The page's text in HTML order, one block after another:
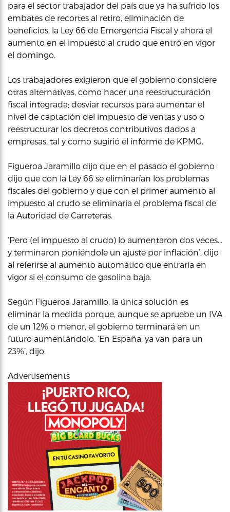
para el sector trabajador del país que ya ha sufrido los
embates de recortes al retiro, eliminación de
beneficios, la Ley 66 de Emergencia Fiscal y ahora el
aumento en el impuesto al crudo que entró en vigor
el domingo.
Los trabajadores exigieron que el gobierno considere
otras alternativas, como hacer una reestructuración
fiscal integrada; desviar recursos para aumentar el
nivel de captación del impuesto de ventas y uso o
reestructurar los decretos contributivos dados a
empresas, tal y como sugirió el informe de KPMG.
Figueroa Jaramillo dijo que en el pasado el gobierno
dijo que con la Ley 66 se eliminarían los problemas
fiscales del gobierno y que con el primer aumento al
impuesto al crudo se eliminaría el problema fiscal de
la Autoridad de Carreteras.
‘Pero (el impuesto al crudo) lo aumentaron dos veces…
y terminaron poniéndole un ajuste por inflación’, dijo
al referirse al aumento automático que entraría en
vigor si el consumo de gasolina baja.
Según Figueroa Jaramillo, la única solución es
eliminar la medida porque, aunque se apruebe un IVA
de un 12% o menor, el gobierno terminará en un
futuro aumentándolo. ‘En España, ya van para un
23%’, dijo.
Advertisements